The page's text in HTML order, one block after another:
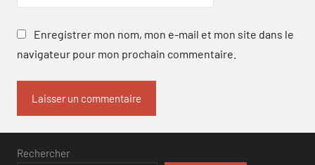
Enregistrer mon nom, mon e-mail et mon site dans le
navigateur pour mon prochain commentaire.
Rechercher